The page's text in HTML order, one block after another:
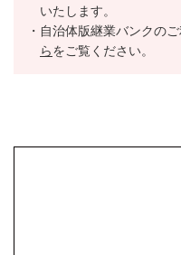
いたします。
自治体版継業バンクの
らをご覧ください。